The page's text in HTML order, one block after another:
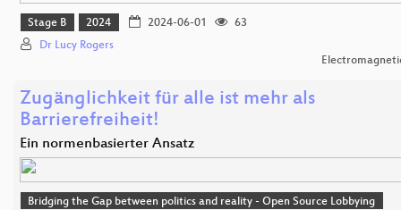
Stage B 2024 2024-06-01
63
Dr Lucy Rogers
Zugänglichkeit für alle ist mehr als
Barrierefreiheit!
Ein normenbasierter Ansatz
Bridging the Gap between politics and reality - Open Source Lobbying